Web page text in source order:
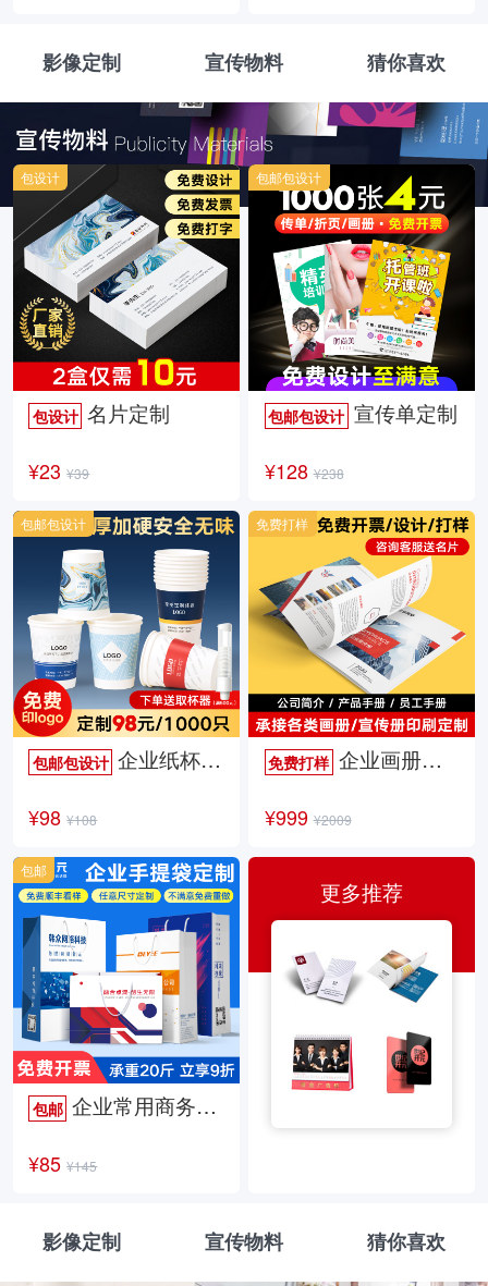
影像定制 宣传物料 猜你喜欢
包设计 名片定制
¥23 ¥39
包设计
包邮包设计宣传单定制
¥128 ¥238
包邮包设计
包邮包设计 企业纸杯定制
¥98 ¥108
包邮包设计
免费打样企业画册定制
¥999 ¥2009
免费打样
包邮 企业常用商务手提袋
¥85 ¥145
包邮
更多推荐
影像定制 宣传物料 猜你喜欢